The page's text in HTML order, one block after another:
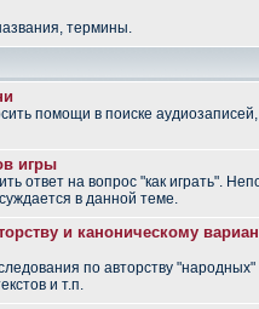
термины.
помощи в поиске аудиозаписей,
игры
ответ на вопрос "как играть".
в данной теме.
и каноническому
по авторству "народных"
и т.п.